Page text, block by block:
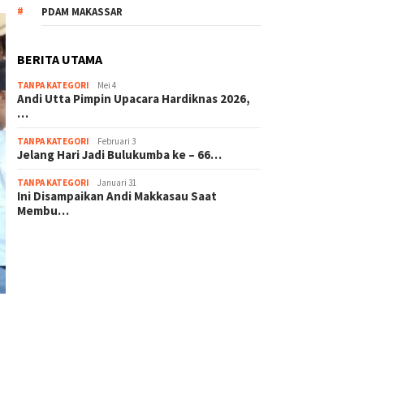
PDAM MAKASSAR
BERITA UTAMA
TANPA KATEGORI Mei 4
Andi Utta Pimpin Upacara Hardiknas 2026,
…
TANPA KATEGORI Februari 3
Jelang Hari Jadi Bulukumba ke – 66…
TANPA KATEGORI Januari 31
Ini Disampaikan Andi Makkasau Saat
Membu…